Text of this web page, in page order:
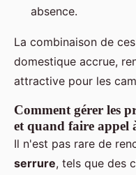
absence.
La combinaison de
domestique accrue,
attractive pour les
Comment gérer les
et quand faire appel
Il n'est pas rare de
serrure, tels que des